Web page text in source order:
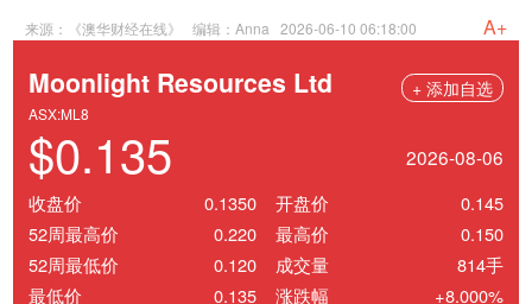
来源：《澳华财经在线》 编辑：Anna 2026-06-10 06:18:00 A+